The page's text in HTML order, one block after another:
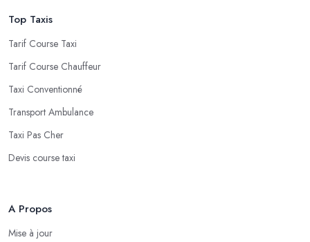
Top Taxis
Tarif Course Taxi
Tarif Course Chauffeur
Taxi Conventionné
Transport Ambulance
Taxi Pas Cher
Devis course taxi
A Propos
Mise à jour